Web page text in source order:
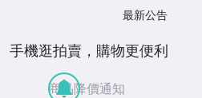
最新公告
手機逛拍賣，購物更便利
商品降價通知